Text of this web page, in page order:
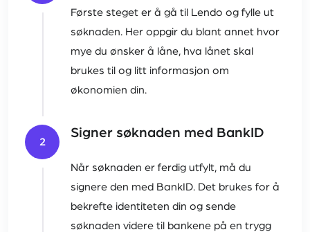
Første steget er å gå til Lendo og fylle ut
søknaden. Her oppgir du blant annet hvor
mye du ønsker å låne, hva lånet skal
brukes til og litt informasjon om
økonomien din.
2
Signer søknaden med BankID
Når søknaden er ferdig utfylt, må du
signere den med BankID. Det brukes for å
bekrefte identiteten din og sende
søknaden videre til bankene på en trygg